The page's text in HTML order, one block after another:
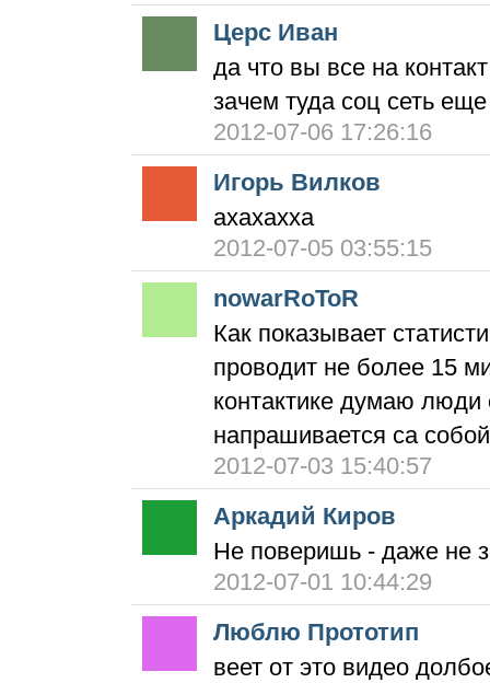
Церс Иван
да что вы все на
зачем туда соц сеть
2012-07-06 17:26:16
Игорь Вилков
ахахахха
2012-07-05 03:55:15
nowarRoToR
Как показывает
проводит не более 15
контактике думаю
напрашивается са
2012-07-03 15:40:57
Аркадий Киров
Не поверишь - даже не
2012-07-01 10:44:29
Люблю Прототип
веет от это видео